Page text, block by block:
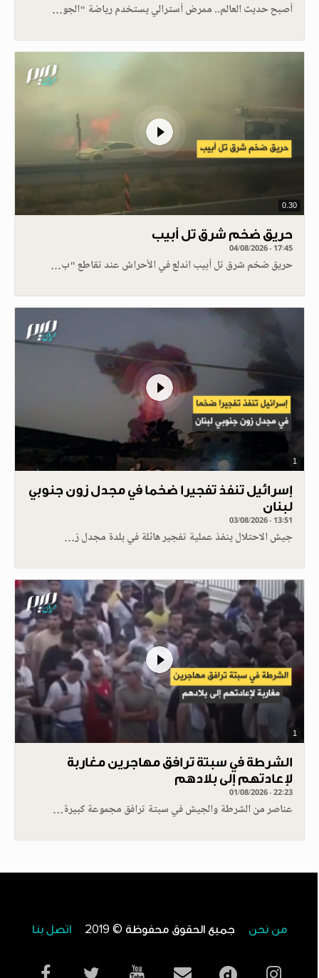
أصبح حديث العالم.. ممرض أسترالي يستخدم رياضة "الجو…
0.30
حريق ضخم شرق تل أبيب
04/08/2026 - 17:45
حريق ضخم شرق تل أبيب اندلع في الأحراش عند تقاطع "ب…
1
إسرائيل تنفذ تفجيرا ضخما في مجدل زون جنوبي
لبنان
03/08/2026 - 13:51
جيش الاحتلال ينفذ عملية تفجير هائلة في بلدة مجدل ز…
1
الشرطة في سبتة ترافق مهاجرين مغاربة
لإعادتهم إلى بلادهم
01/08/2026 - 22:23
عناصر من الشرطة والجيش في سبتة ترافق مجموعة كبيرة…
من نحن جميع الحقوق محفوظة © 2019 اتصل بنا